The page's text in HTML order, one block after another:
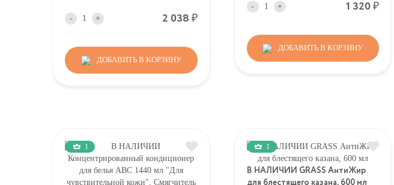
- + 2 038 Р
ДОБАВИТЬ В КОРЗИНУ
- + 1 320 Р
ДОБАВИТЬ В КОРЗИНУ
1 1
В НАЛИЧИИ GRASS АнтиЖир
для блестящего казана, 600 мл